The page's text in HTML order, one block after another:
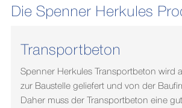
Die Spenner Herkules
Transportbeton
Spenner Herkules Transportbeton wird
zur Baustelle geliefert und von der
Daher muss der Transportbeton eine